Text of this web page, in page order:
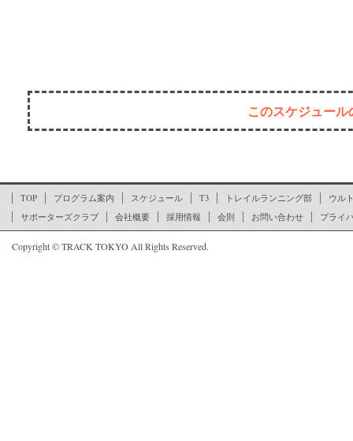
このスケジュー
TOP プログラム案内 スケジュール T3 トレイルランニング部
ウル
サポーターズクラブ
会社概要 採用情報 会則 お問い合わせ プライ
Copyright © TRACK TOKYO All Rights Reserved.